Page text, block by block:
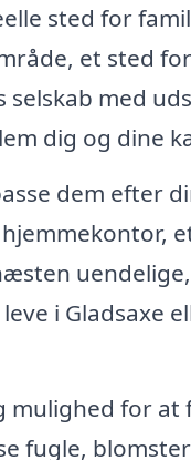
sted for
et sted
selskab med
dig og dine
dem efter
i Gladsaxe
mulighed for at
fugle,